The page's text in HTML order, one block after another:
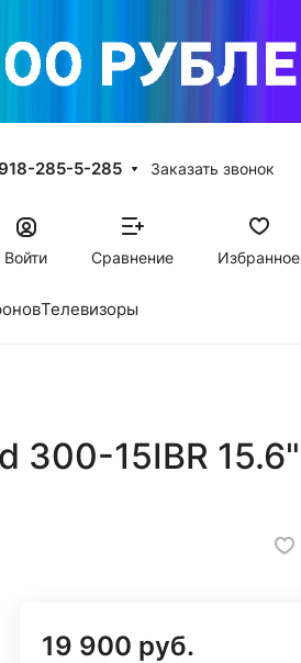
285-5-285 Заказать звонок
Войти
Сравнение Избранное
Телевизоры
300-15IBR 15.6"
19 900 руб.